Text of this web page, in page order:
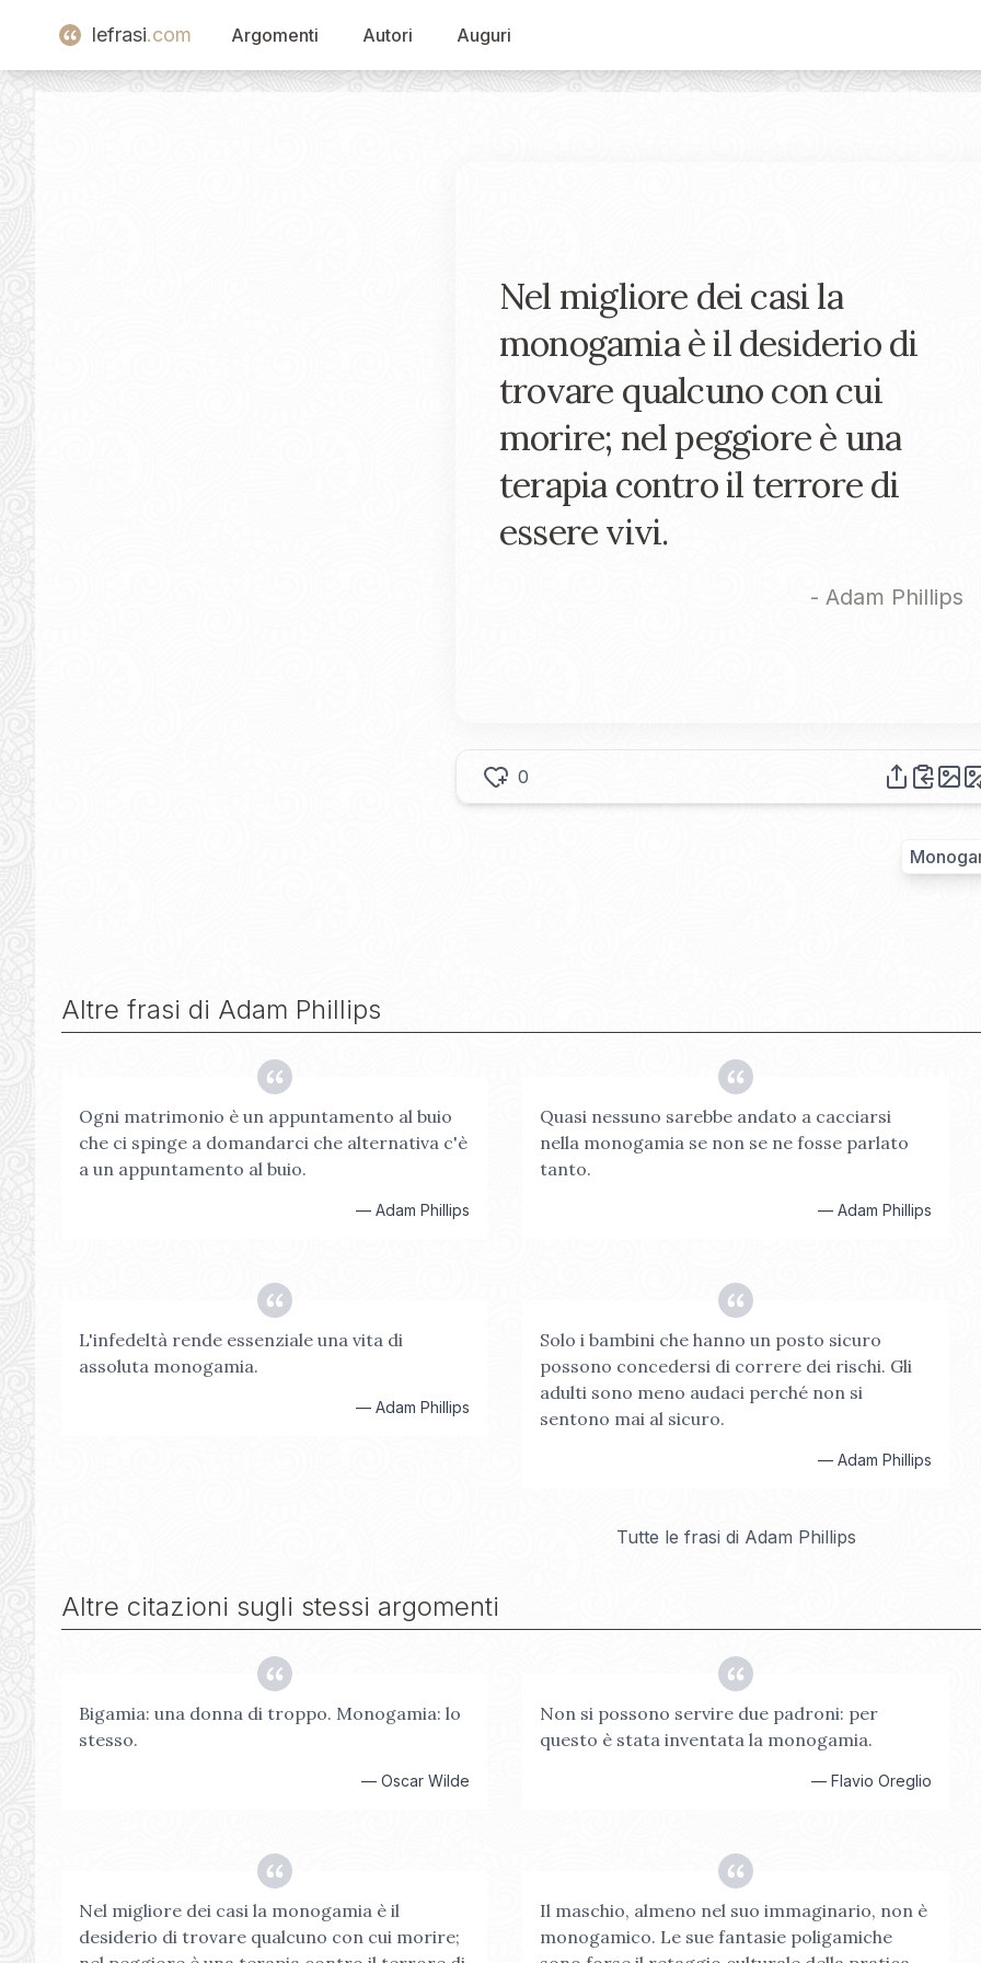
lefrasi.com Argomenti Autori Auguri
Nel migliore dei casi la
monogamia è il desiderio di
trovare qualcuno con cui
morire; nel peggiore è una
terapia contro il terrore di
essere vivi.
- Adam Phillips
0
Altre frasi di Adam Phillips
Ogni matrimonio è un appuntamento al buio
che ci spinge a domandarci che alternativa c'è
a un appuntamento al buio.
—Adam Phillips
Quasi nessuno sarebbe andato a cacciarsi
nella monogamia se non se ne fosse parlato
tanto.
— Adam Phillips
L'infedeltà rende essenziale una vita di
assoluta monogamia.
—Adam Phillips
Solo i bambini che hanno un posto sicuro
possono concedersi di correre dei rischi. Gli
adulti sono meno audaci perché non si
sentono mai al sicuro.
— Adam Phillips
Tutte le frasi di Adam Phillips
Altre citazioni sugli stessi argomenti
Bigamia: una donna di troppo. Monogamia: lo
stesso.
—Oscar Wilde
Non si possono servire due padroni: per
questo è stata inventata la monogamia.
— Flavio Oreglio
Nel migliore dei casi la monogamia è il
desiderio di trovare qualcuno con cui morire;
Il maschio, almeno nel suo immaginario, non è
monogamico. Le sue fantasie poligamiche